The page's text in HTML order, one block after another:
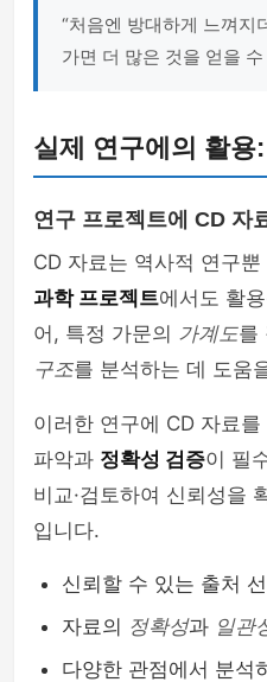
“처음엔 방대하게 느껴지
가면 더 많은 것을 얻을
실제 연구에의 활용
연구 프로젝트에 CD 자
CD 자료는 역사적 연구뿐
과학 프로젝트에서도 활
어, 특정 가문의 가계도를
구조를 분석하는 데 도움
이러한 연구에 CD 자료
파악과 정확성 검증이 필
비교·검토하여 신뢰성을
입니다.
신뢰할 수 있는 출처
자료의 정확성과 일관
다양한 관점에서 분석